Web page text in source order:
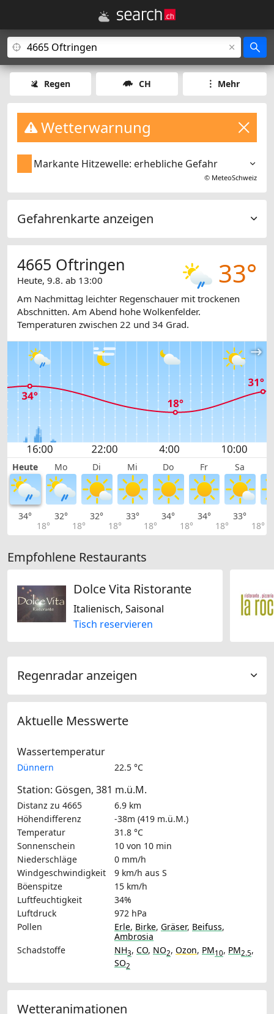
Regen CH Mehr
Wetterwarnung
Markante Hitzewelle: erhebliche Gefahr
© MeteoSchweiz
Gefahrenkarte anzeigen
33°
4665 Oftringen
Heute, 9.8. ab 13:00
Am Nachmittag leichter Regenschauer mit trockenen
Abschnitten. Am Abend hohe Wolkenfelder.
Temperaturen zwischen 22 und 34 Grad.
Heute Mo Di Mi Do Fr Sa
34°
18°
32°
18°
32°
18°
33°
18°
34°
18°
34°
18°
33°
18°
Empfohlene Restaurants
Dolce Vita Ristorante
Italienisch, Saisonal
Tisch reservieren
Regenradar anzeigen
Aktuelle Messwerte
Wassertemperatur
Dünnern 22.5 °C
Station: Gösgen, 381 m.ü.M.
Distanz zu 4665
6.9 km
Höhendifferenz
-38m (419 m.ü.M.)
Temperatur
31.8 °C
Sonnenschein
10 von 10 min
Niederschläge
0 mm/h
Windgeschwindigkeit
9 km/h aus S
Böenspitze
15 km/h
Luftfeuchtigkeit
34%
Luftdruck
972 hPa
Pollen
Erle, Birke, Gräser, Beifuss,
Ambrosia
Schadstoffe
NH3, CO, NO2, Ozon, PM10, PM2.5,
SO2
Wetteranimationen